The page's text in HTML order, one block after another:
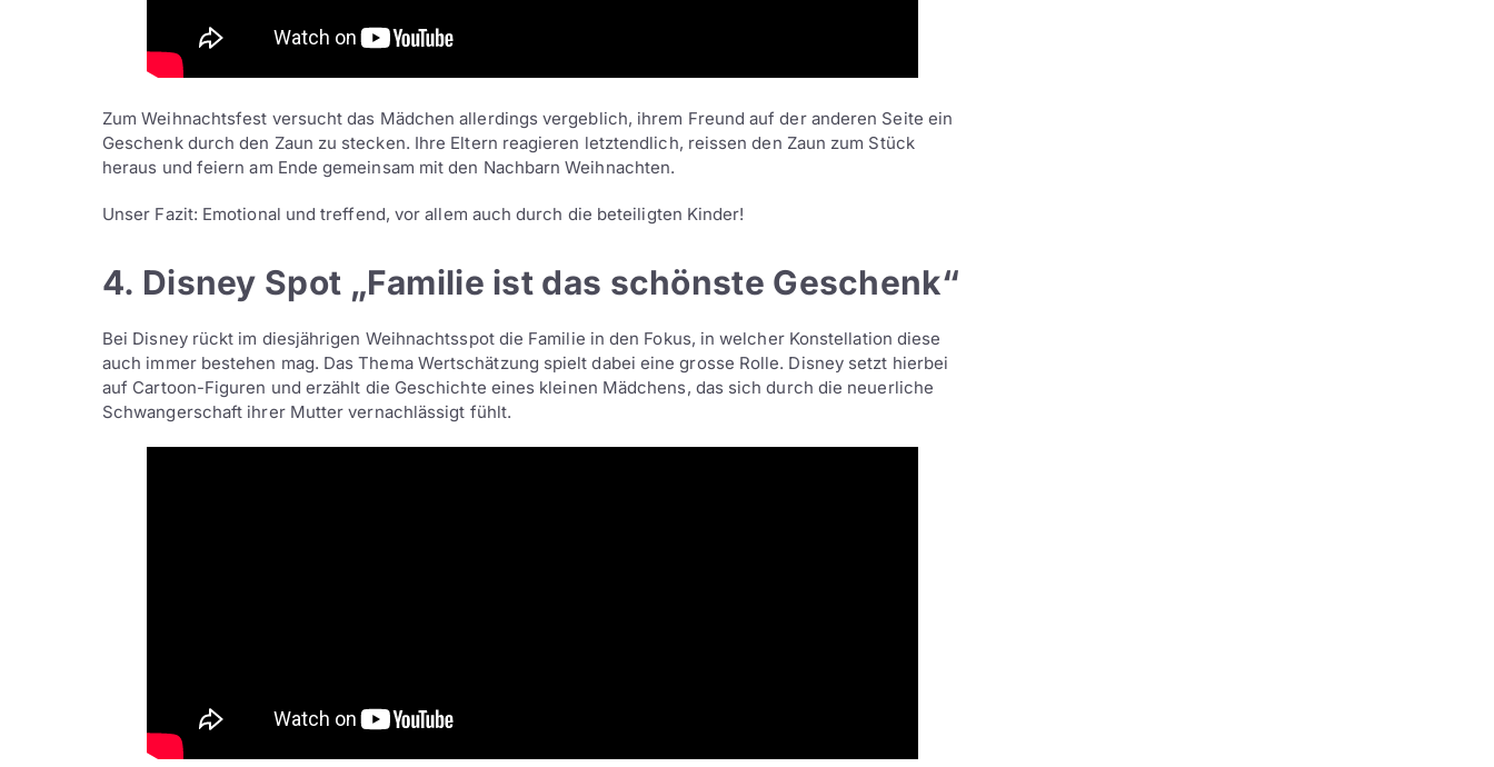
Zum Weihnachtsfest versucht das Mädchen allerdings vergeblich, ihrem Freund auf der anderen Seite ein
Geschenk durch den Zaun zu stecken. Ihre Eltern reagieren letztendlich, reissen den Zaun zum Stück
heraus und feiern am Ende gemeinsam mit den Nachbarn Weihnachten.
Unser Fazit: Emotional und treffend, vor allem auch durch die beteiligten Kinder!
4. Disney Spot „Familie ist das schönste Geschenk“
Bei Disney rückt im diesjährigen Weihnachtsspot die Familie in den Fokus, in welcher Konstellation diese
auch immer bestehen mag. Das Thema Wertschätzung spielt dabei eine grosse Rolle. Disney setzt hierbei
auf Cartoon-Figuren und erzählt die Geschichte eines kleinen Mädchens, das sich durch die neuerliche
Schwangerschaft ihrer Mutter vernachlässigt fühlt.